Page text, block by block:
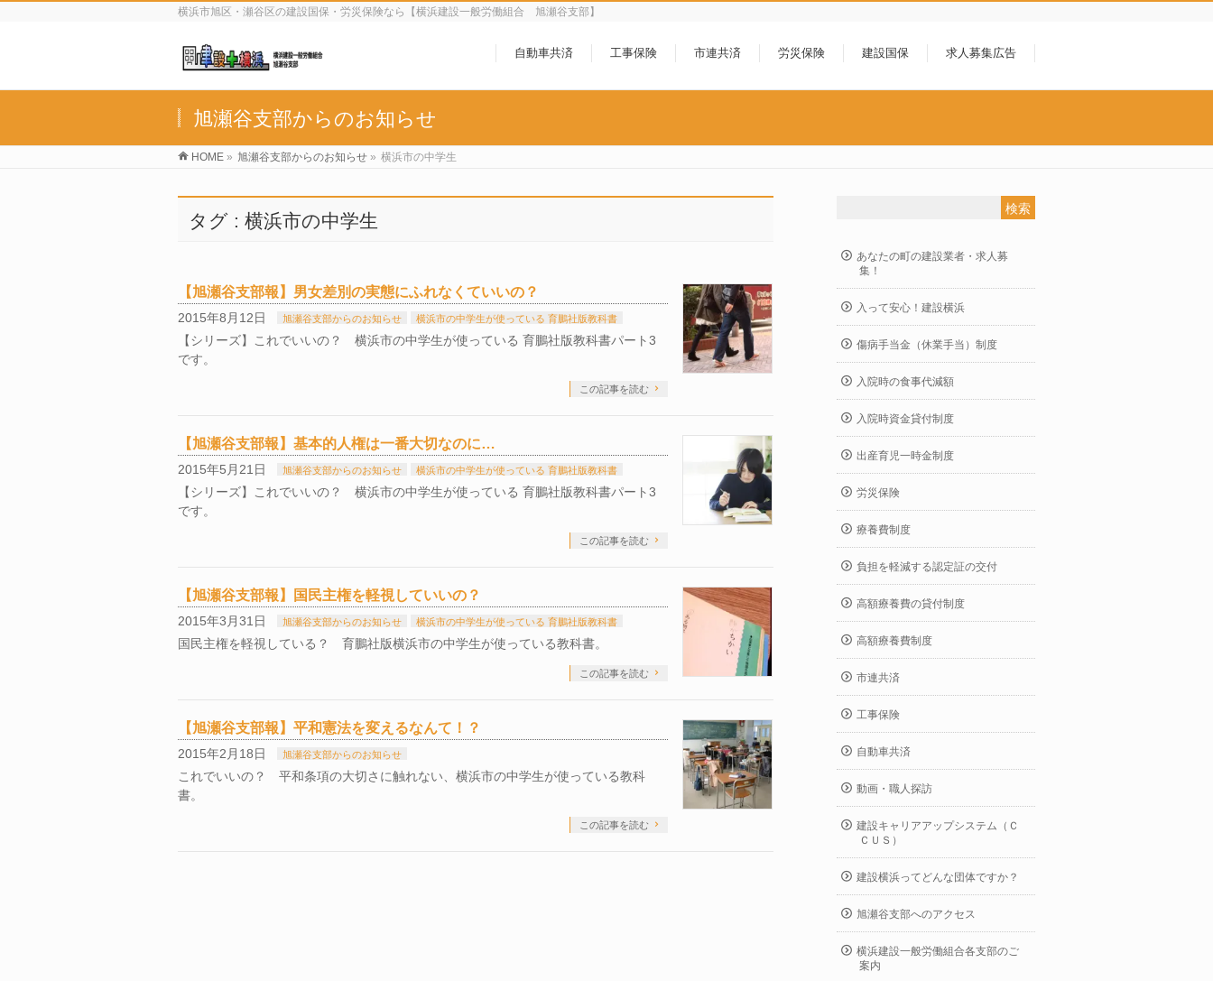
横浜市旭区・瀬谷区の建設国保・労災保険なら【横浜建設一般労働組合 旭瀬谷支部】
自動車共済 工事保険 市連共済 労災保険 建設国保 求人募集広告
旭瀬谷支部からのお知らせ
HOME » 旭瀬谷支部からのお知らせ » 横浜市の中学生
タグ : 横浜市の中学生
【旭瀬谷支部報】男女差別の実態にふれなくていいの？
2015年8月12日 旭瀬谷支部からのお知らせ 横浜市の中学生が使っている 育鵬社版教科書
【シリーズ】これでいいの？ 横浜市の中学生が使っている 育鵬社版教科書パート3
です。
この記事を読む
【旭瀬谷支部報】基本的人権は一番大切なのに…
2015年5月21日 旭瀬谷支部からのお知らせ 横浜市の中学生が使っている 育鵬社版教科書
【シリーズ】これでいいの？ 横浜市の中学生が使っている 育鵬社版教科書パート3
です。
この記事を読む
【旭瀬谷支部報】国民主権を軽視していいの？
2015年3月31日 旭瀬谷支部からのお知らせ 横浜市の中学生が使っている 育鵬社版教科書
国民主権を軽視している？ 育鵬社版横浜市の中学生が使っている教科書。
この記事を読む
【旭瀬谷支部報】平和憲法を変えるなんて！？
2015年2月18日 旭瀬谷支部からのお知らせ
これでいいの？ 平和条項の大切さに触れない、横浜市の中学生が使っている教科
書。
この記事を読む
あなたの町の建設業者・求人募
集！
入って安心！建設横浜
傷病手当金（休業手当）制度
入院時の食事代減額
入院時資金貸付制度
出産育児一時金制度
労災保険
療養費制度
負担を軽減する認定証の交付
高額療養費の貸付制度
高額療養費制度
市連共済
工事保険
自動車共済
動画・職人探訪
建設キャリアアップシステム（Ｃ
ＣＵＳ）
建設横浜ってどんな団体ですか？
旭瀬谷支部へのアクセス
横浜建設一般労働組合各支部のご
案内